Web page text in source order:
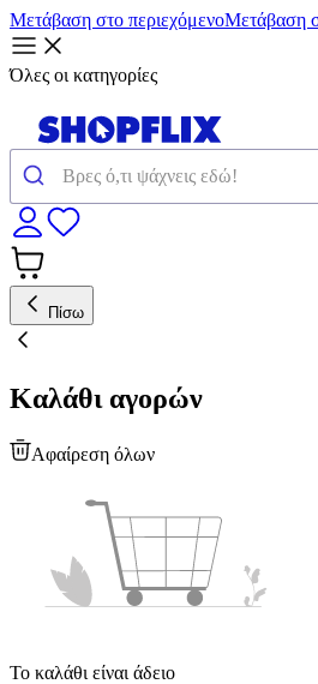
Μετάβαση στο περιεχόμενοΜετάβαση
Όλες οι κατηγορίες
Πίσω
Καλάθι αγορών
Αφαίρεση όλων
Το καλάθι είναι άδειο